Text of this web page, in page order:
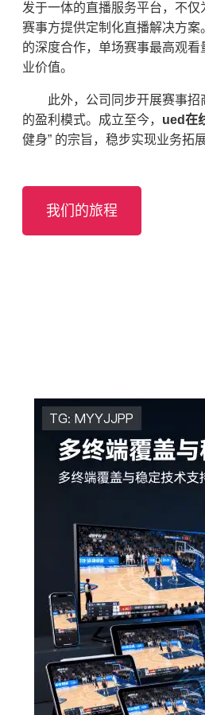
发于一体的直播服务平台，不
赛事方提供定制化直播解决方
的深度合作，单场赛事最高观
业价值。
此外，公司同步开展赛事
的盈利模式。成立至今， ued在
健身” 的宗旨，稳步实现业务拓
我们的旅程